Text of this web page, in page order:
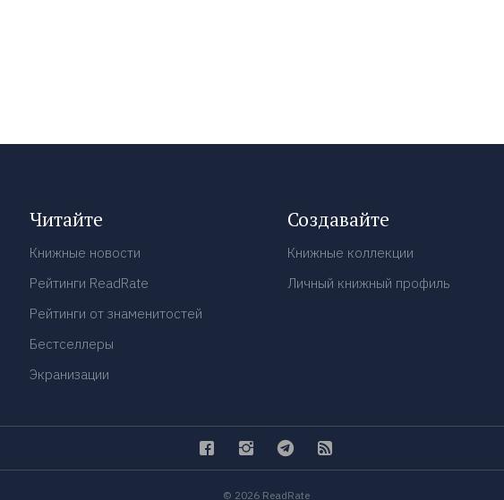
Читайте
Книжные новости
Рейтинги ReadRate
Рейтинги от знаменитостей
Бестселлеры
Экранизации
Создавайте
Книжные коллекции
Личный книжный профиль
© 2026 ReadRate